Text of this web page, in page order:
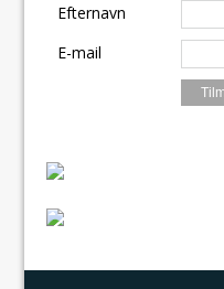
Efternavn
E-mail